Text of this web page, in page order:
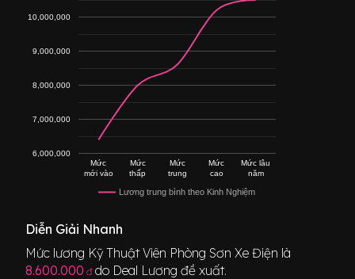
Lương trung bình theo Kinh Nghiệm
Mức
mới vào
Mức
thấp
Mức
trung
Mức
cao
Mức lâu
năm
6,000,000
7,000,000
8,000,000
9,000,000
10,000,000
Diễn Giải Nhanh
Mức lương Kỹ Thuật Viên Phòng Sơn Xe Điện là
8.600.000 đdo Deal Lương đề xuất.